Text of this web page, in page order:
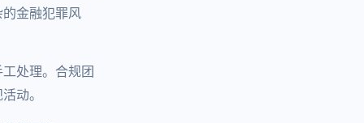
金融犯罪风
处理。合规团
动。